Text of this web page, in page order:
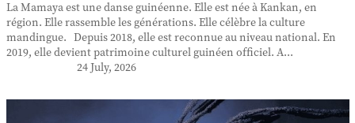
La Mamaya est une danse guinéenne. Elle est née à Kankan, en
région. Elle rassemble les générations. Elle célèbre la culture
mandingue. Depuis 2018, elle est reconnue au niveau national. En
2019, elle devient patrimoine culturel guinéen officiel. A...
24 July, 2026